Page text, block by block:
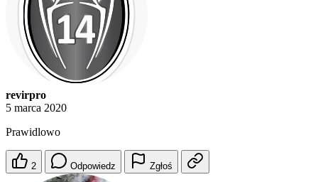
revirpro
5 marca 2020
Prawidlowo
2 Odpowiedz Zgłoś